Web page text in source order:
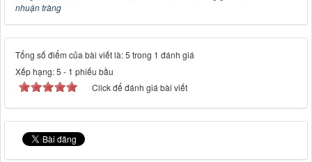
nhuận tràng
Tổng số điểm của bài viết là: 5 trong 1 đánh giá
Xếp hạng:5 - 1 phiếu bầu
Click để đánh giá bài viết